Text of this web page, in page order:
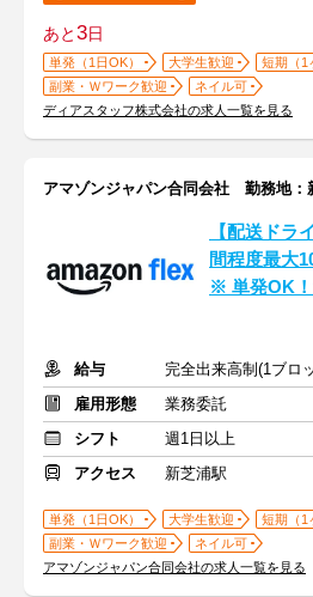
あと3日
単発（1日OK） 大学生歓迎
短期（1
副業・Ｗワーク歓迎
ネイル可
ディアスタッフ株式会社の求人一覧を見る
アマゾンジャパン合同会社 勤務地：
【配送ドラ
間程度最大
※ 単発OK！
給与
完全出来高制(1ブロ
雇用形態
業務委託
シフト
週1日以上
アクセス
新芝浦駅
単発（1日OK） 大学生歓迎
短期（1
副業・Ｗワーク歓迎
ネイル可
アマゾンジャパン合同会社の求人一覧を見る